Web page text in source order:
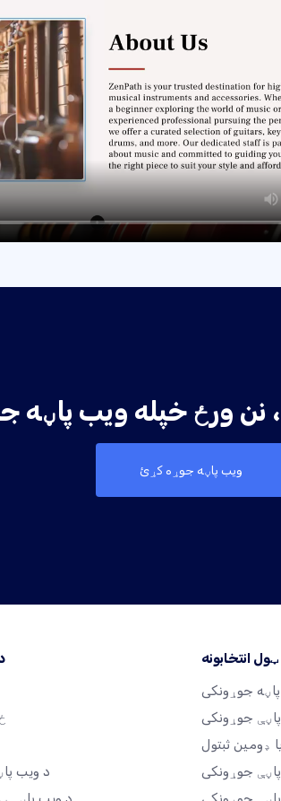
ویب پاڼه جوړه کړئ
د ویب
ټول انتخابونه
جوړونکی
جوړونکی
ډومین ثبتول
پاڼې جوړونکی